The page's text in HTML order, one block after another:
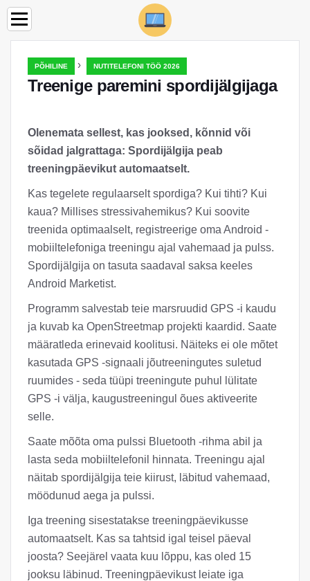
PÕHILINE › NUTITELEFONI TÖÖ 2026
Treenige paremini spordijälgijaga
Olenemata sellest, kas jooksed, kõnnid või
sõidad jalgrattaga: Spordijälgija peab
treeningpäevikut automaatselt.
Kas tegelete regulaarselt spordiga? Kui tihti? Kui
kaua? Millises stressivahemikus? Kui soovite
treenida optimaalselt, registreerige oma Android -
mobiiltelefoniga treeningu ajal vahemaad ja pulss.
Spordijälgija on tasuta saadaval saksa keeles
Android Marketist.
Programm salvestab teie marsruudid GPS -i kaudu
ja kuvab ka OpenStreetmap projekti kaardid. Saate
määratleda erinevaid koolitusi. Näiteks ei ole mõtet
kasutada GPS -signaali jõutreeningutes suletud
ruumides - seda tüüpi treeningute puhul lülitate
GPS -i välja, kaugustreeningul õues aktiveerite
selle.
Saate mõõta oma pulssi Bluetooth -rihma abil ja
lasta seda mobiiltelefonil hinnata. Treeningu ajal
näitab spordijälgija teie kiirust, läbitud vahemaad,
möödunud aega ja pulssi.
Iga treening sisestatakse treeningpäevikusse
automaatselt. Kas sa tahtsid igal teisel päeval
joosta? Seejärel vaata kuu lõppu, kas oled 15
jooksu läbinud. Treeningpäevikust leiate iga